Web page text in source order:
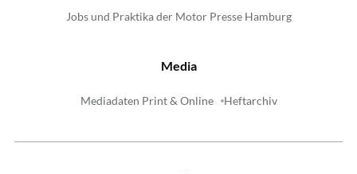
Jobs und Praktika der Motor Presse Hamburg
Media
Mediadaten Print & Online Heftarchiv